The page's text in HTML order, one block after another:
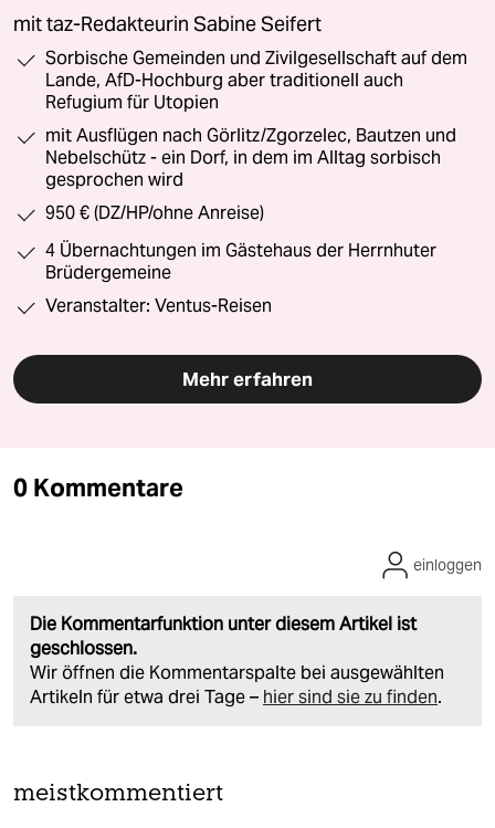
mit taz-Redakteurin Sabine Seifert
Sorbische Gemeinden und Zivilgesellschaft auf dem
Lande, AfD-Hochburg aber traditionell auch
Refugium für Utopien
mit Ausflügen nach Görlitz/Zgorzelec, Bautzen und
Nebelschütz - ein Dorf, in dem im Alltag sorbisch
gesprochen wird
950 € (DZ/HP/ohne Anreise)
4 Übernachtungen im Gästehaus der Herrnhuter
Brüdergemeine
Veranstalter: Ventus-Reisen
Mehr erfahren
0 Kommentare
Die Kommentarfunktion unter diesem Artikel ist
geschlossen.
Wir öffnen die Kommentarspalte bei ausgewählten
Artikeln für etwa drei Tage – hier sind sie zu finden.
einloggen
meistkommentiert